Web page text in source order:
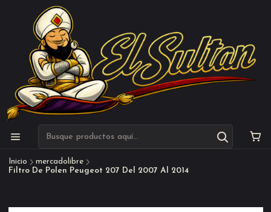
Inicio
mercadolibre
Filtro De Polen Peugeot 207 Del 2007 Al 2014